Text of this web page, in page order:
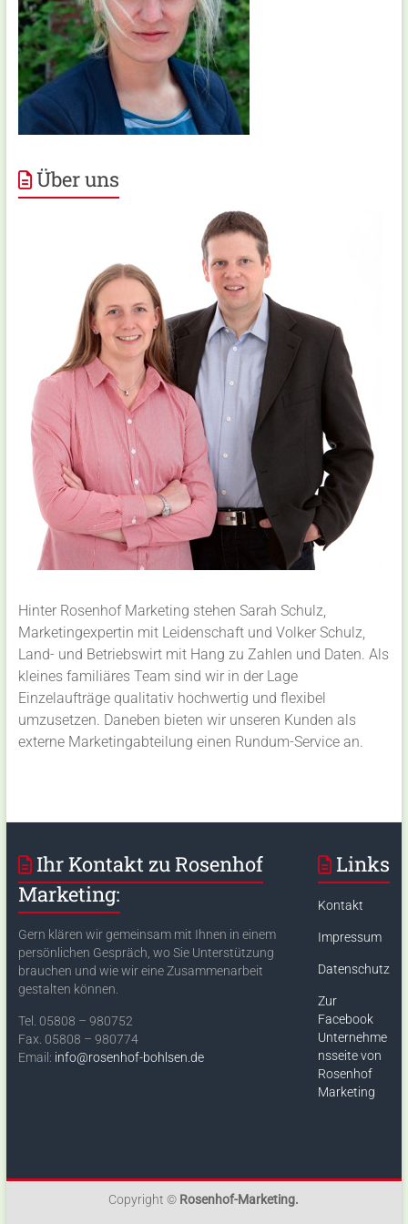
Über uns
Hinter Rosenhof Marketing stehen Sarah Schulz,
Marketingexpertin mit Leidenschaft und Volker Schulz,
Land- und Betriebswirt mit Hang zu Zahlen und Daten. Als
kleines familiäres Team sind wir in der Lage
Einzelaufträge qualitativ hochwertig und flexibel
umzusetzen. Daneben bieten wir unseren Kunden als
externe Marketingabteilung einen Rundum-Service an.
Ihr Kontakt zu Rosenhof
Marketing:
Gern klären wir gemeinsam mit Ihnen in einem
persönlichen Gespräch, wo Sie Unterstützung
brauchen und wie wir eine Zusammenarbeit
gestalten können.
Tel. 05808 – 980752
Fax. 05808 – 980774
Email: info@rosenhof-bohlsen.de
Links
Kontakt
Impressum
Datenschutz
Zur
Facebook
Unternehme
nsseite von
Rosenhof
Marketing
Copyright © Rosenhof-Marketing.